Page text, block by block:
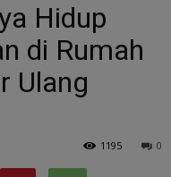
Hidup
di Rumah
Ulang
0
1195